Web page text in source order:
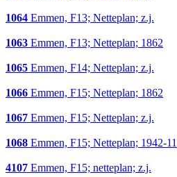
1064 Emmen, F13; Netteplan; z.j.
1063 Emmen, F13; Netteplan; 1862
1065 Emmen, F14; Netteplan; z.j.
1066 Emmen, F15; Netteplan; 1862
1067 Emmen, F15; Netteplan; z.j.
1068 Emmen, F15; Netteplan; 1942-11
4107 Emmen, F15; netteplan; z.j.